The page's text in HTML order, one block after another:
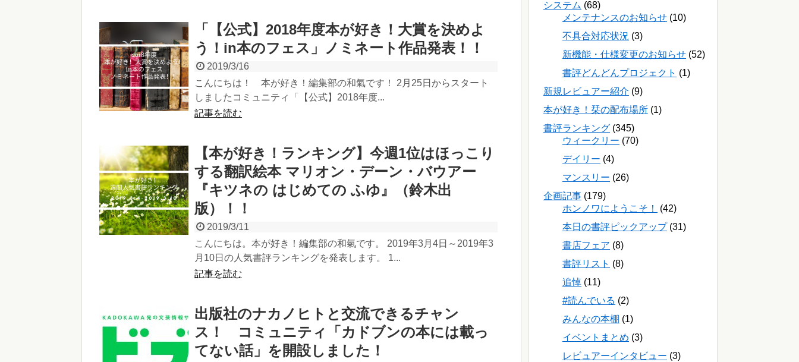
「【公式】2018年度本が好き！大賞を決めよ
う！in本のフェス」ノミネート作品発表！！
2019/3/16
こんにちは！ 本が好き！編集部の和氣です！ 2月25日からスタート
しましたコミュニティ「【​公​式​】​2​0​1​8​年​度...
記事を読む
【本が好き！ランキング】今週1位はほっこり
する翻訳絵本 マリオン・デーン・バウアー
『キツネの はじめての ふゆ』（鈴木出
版）！！
2019/3/11
こんにちは。本が好き！編集部の和氣です。 2019年3月4日～2019年3
月10日の人気書評ランキングを発表します。 1...
記事を読む
出版社のナカノヒトと交流できるチャン
ス！ コミュニティ「カドブンの本には載っ
てない話」を開設しました！
システム (68)
メンテナンスのお知らせ (10)
不具合対応状況 (3)
新機能・仕様変更のお知らせ (52)
書評どんどんプロジェクト (1)
新規レビュアー紹介 (9)
本が好き！栞の配布場所 (1)
書評ランキング (345)
ウィークリー (70)
デイリー (4)
マンスリー (26)
企画記事 (179)
ホンノワにようこそ！
(42)
本日の書評ピックアップ(31)
書店フェア (8)
書評リスト (8)
追悼 (11)
#読んでいる (2)
みんなの本棚 (1)
イベントまとめ (3)
レビュアーインタビュー (3)